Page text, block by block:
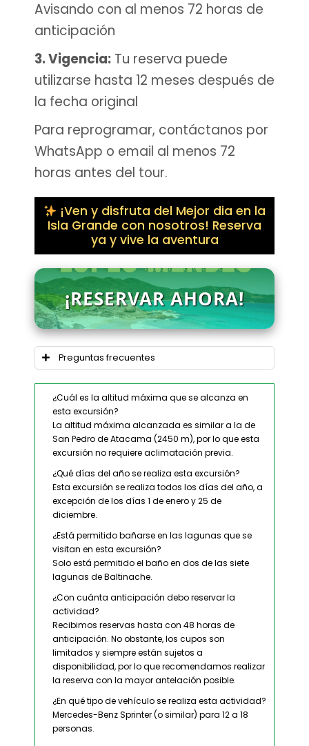
Avisando con al menos 72 horas de
anticipación
3. Vigencia: Tu reserva puede
utilizarse hasta 12 meses después de
la fecha original
Para reprogramar, contáctanos por
WhatsApp o email al menos 72
horas antes del tour.
¡Ven y disfruta del Mejor dia en la
Isla Grande con nosotros! Reserva
ya y vive la aventura
¡RESERVAR AHORA!
Preguntas frecuentes
¿Cuál es la altitud máxima que se alcanza en
esta excursión?
La altitud máxima alcanzada es similar a la de
San Pedro de Atacama (2450 m), por lo que esta
excursión no requiere aclimatación previa.
¿Qué días del año se realiza esta excursión?
Esta excursión se realiza todos los días del año, a
excepción de los días 1 de enero y 25 de
diciembre.
¿Está permitido bañarse en las lagunas que se
visitan en esta excursión?
Solo está permitido el baño en dos de las siete
lagunas de Baltinache.
¿Con cuánta anticipación debo reservar la
actividad?
Recibimos reservas hasta con 48 horas de
anticipación. No obstante, los cupos son
limitados y siempre están sujetos a
disponibilidad, por lo que recomendamos realizar
la reserva con la mayor antelación posible.
¿En qué tipo de vehículo se realiza esta actividad?
Mercedes-Benz Sprinter (o similar) para 12 a 18
personas.